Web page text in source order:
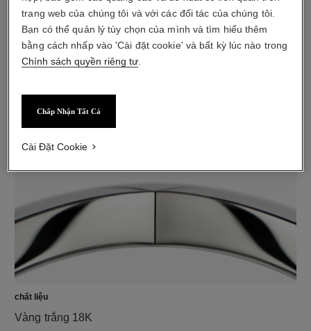
Đính 1 viên kim cương giác cắt brilliant với trọng lượng
0,03 carat
chất liệu
Vàng trắng 18K
trang web của chúng tôi và với các đối tác của chúng tôi.
Bạn có thể quản lý tùy chọn của mình và tìm hiểu thêm
bằng cách nhấp vào 'Cài đặt cookie' và bất kỳ lúc nào trong
Chính sách quyền riêng tư
Chấp Nhận Tất Cả
Cài Đặt Cookie